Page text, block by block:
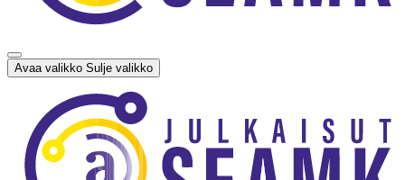
Avaa valikko Sulje valikko